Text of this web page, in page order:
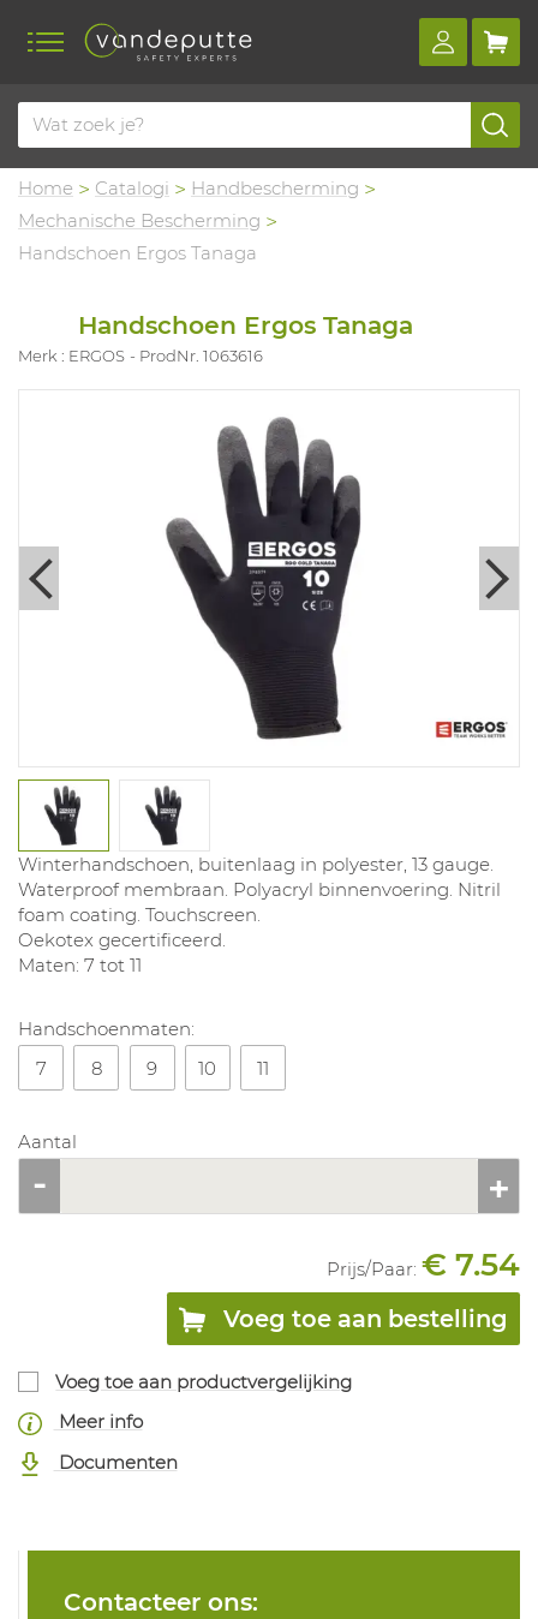
Home Catalogi
Handbescherming
Mechanische Bescherming
Handschoen Ergos Tanaga
Handschoen Ergos Tanaga
Merk : ERGOS ProdNr. 1063616
Winterhandschoen, buitenlaag in polyester, 13 gauge.
Waterproof membraan. Polyacryl binnenvoering. Nitril
foam coating. Touchscreen.
Oekotex gecertificeerd.
Maten: 7 tot 11
Handschoenmaten:
7
8 9 10 11
Aantal
Prijs/Paar: € 7.54
Voeg toe aan bestelling
Voeg toe aan productvergelijking
Meer info
Documenten
Contacteer ons: